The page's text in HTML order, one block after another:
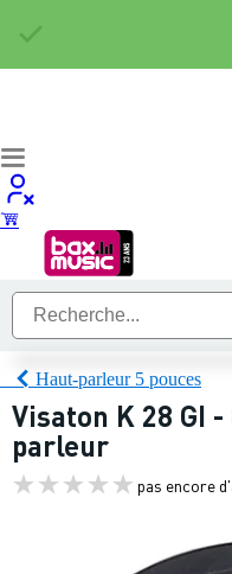
Haut-parleur 5 pouces
Visaton K 28 GI
parleur
pas encore